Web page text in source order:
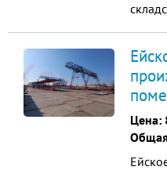
м2 2-
Стены
Цена: